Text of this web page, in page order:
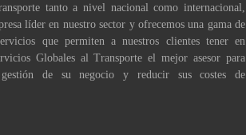
tanto a nivel nacional como internacional,
líder en nuestro sector y ofrecemos una gama de
que permiten a nuestros clientes tener en
Globales al Transporte el mejor asesor para
de su negocio y reducir sus costes de